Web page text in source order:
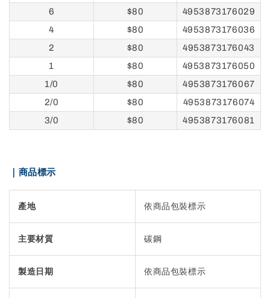
6 $80
4953873176029
4
$80
4953873176036
2
$80
4953873176043
1
$80
4953873176050
1/0
$80
4953873176067
2/0
$80
4953873176074
3/0
$80 4953873176081
｜商品標示
產地 依商品包裝標示
主要材質 碳鋼
製造日期 依商品包裝標示